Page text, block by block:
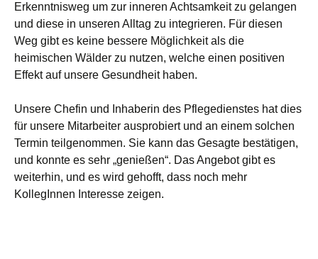
Erkenntnisweg um zur inneren Achtsamkeit zu gelangen
und diese in unseren Alltag zu integrieren. Für diesen
Weg gibt es keine bessere Möglichkeit als die
heimischen Wälder zu nutzen, welche einen positiven
Effekt auf unsere Gesundheit haben.
Unsere Chefin und Inhaberin des Pflegedienstes hat dies
für unsere Mitarbeiter ausprobiert und an einem solchen
Termin teilgenommen. Sie kann das Gesagte bestätigen,
und konnte es sehr „genießen“. Das Angebot gibt es
weiterhin, und es wird gehofft, dass noch mehr
KollegInnen Interesse zeigen.